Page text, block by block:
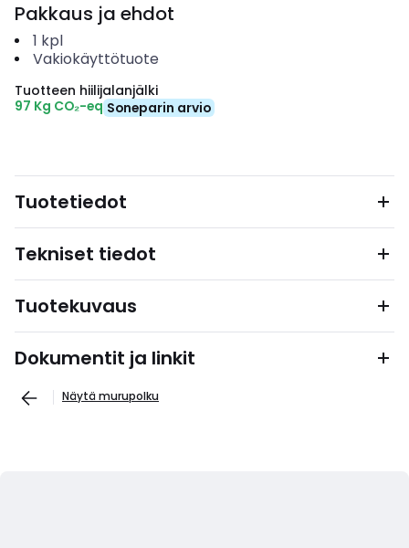
Pakkaus ja ehdot
1 kpl
Vakiokäyttötuote
Tuotteen hiilijalanjälki
97 Kg CO₂-eq Soneparin arvio
Tuotetiedot
Tekniset tiedot
Tuotekuvaus
Dokumentit ja linkit
Näytä murupolku